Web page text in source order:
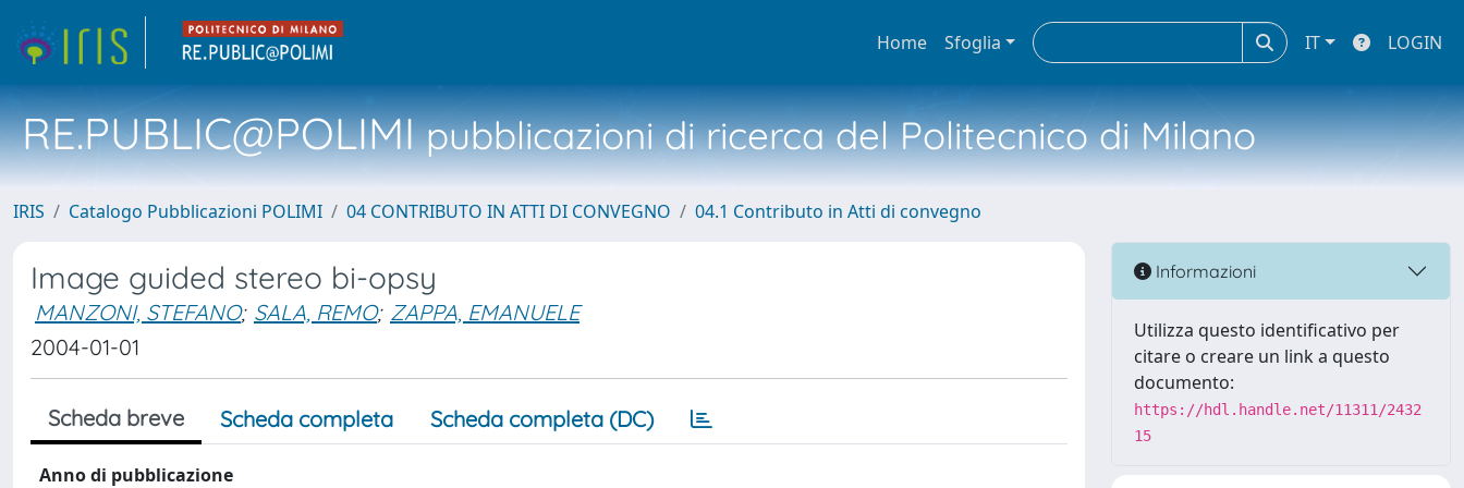
Home Sfoglia IT LOGIN
RE.PUBLIC@POLIMIpubblicazioni di ricerca del Politecnico di Milano
IRIS Catalogo Pubblicazioni POLIMI 04 CONTRIBUTO IN ATTI DI CONVEGNO 04.1 Contributo in Atti di convegno
Image guided stereo bi-opsy
MANZONI, STEFANO; SALA, REMO; ZAPPA, EMANUELE
2004-01-01
Scheda breve Scheda completa Scheda completa (DC)
Anno di pubblicazione
Informazioni
Utilizza questo identificativo per
citare o creare un link a questo
documento:
https://hdl.handle.net/11311/2432
15